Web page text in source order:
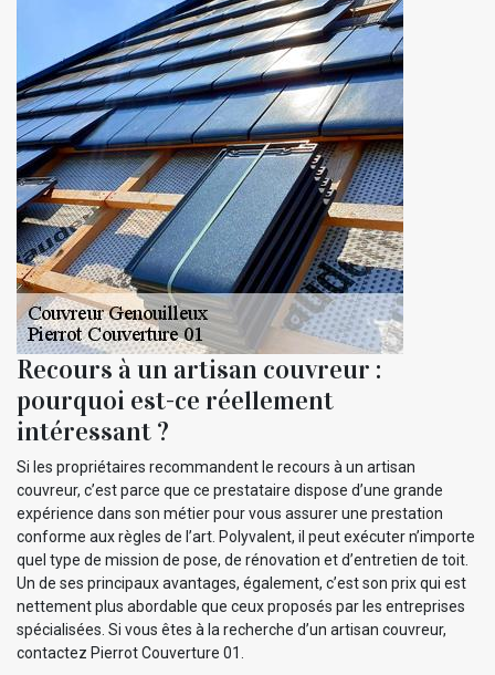
Recours à un artisan couvreur :
pourquoi est-ce réellement
intéressant ?
Si les propriétaires recommandent le recours à un artisan
couvreur, c’est parce que ce prestataire dispose d’une grande
expérience dans son métier pour vous assurer une prestation
conforme aux règles de l’art. Polyvalent, il peut exécuter n’importe
quel type de mission de pose, de rénovation et d’entretien de toit.
Un de ses principaux avantages, également, c’est son prix qui est
nettement plus abordable que ceux proposés par les entreprises
spécialisées. Si vous êtes à la recherche d’un artisan couvreur,
contactez Pierrot Couverture 01.